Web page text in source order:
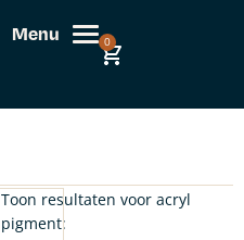
Menu 0
Toon resultaten voor acryl
pigment: